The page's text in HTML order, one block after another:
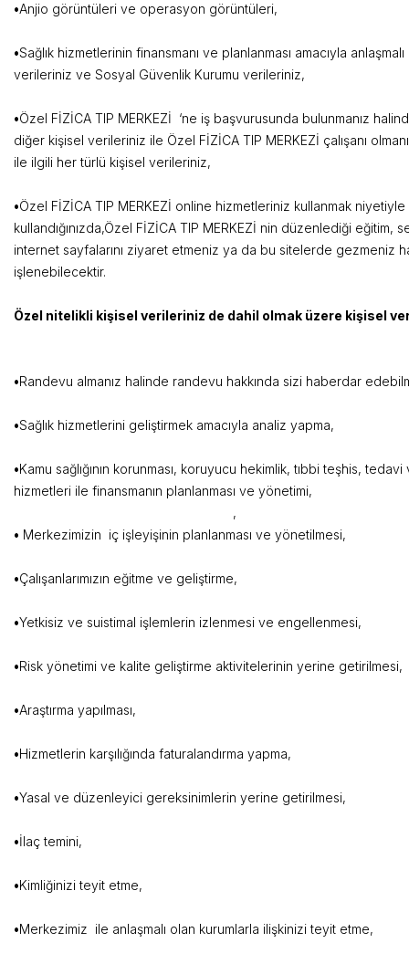
•Anjio görüntüleri ve
•Sağlık hizmetlerinin finansmanı ve planlanması amacıyla
verileriniz ve Sosyal
•Özel FİZİCA TIP MERKEZİ ‘ne iş başvurusunda bulunmanız
diğer kişisel verileriniz ile Özel FİZİCA TIP MERKEZİ çalışanı
ile ilgili her türlü kişisel verileriniz,
•Özel FİZİCA TIP MERKEZİ online hizmetleriniz kullanmak
kullandığınızda,Özel FİZİCA TIP MERKEZİ nin düzenlediği eğitim,
internet sayfalarını ziyaret etmeniz ya da bu sitelerde gezmeniz
Özel nitelikli kişisel verileriniz de dahil olmak üzere kişisel
•Randevu almanız halinde randevu
•Sağlık hizmetlerini geliştirmek
•Kamu sağlığının korunması, koruyucu hekimlik, tıbbi teşhis,
hizmetleri ile finansmanın
,
• Merkezimizin iç işleyişinin
•Çalışanlarımızın
•Yetkisiz ve suistimal işlemlerin
•Risk yönetimi ve kalite geliştirme
•Araştırma
•Hizmetlerin karşılığında
•Yasal ve düzenleyici
•İlaç
•Kimliğinizi
•Merkezimiz ile anlaşmalı olan